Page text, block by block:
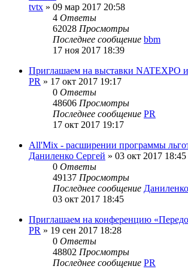
tvtx » 09 мар 2017 20:58
4 Ответы
62028 Просмотры
Последнее сообщение bbm
17 ноя 2017 18:39
Приглашаем на выставки NATEXPO
PR » 17 окт 2017 19:17
0 Ответы
48606 Просмотры
Последнее сообщение PR
17 окт 2017 19:17
All'Mix - расширении программы
Даниленко Сергей » 03 окт 2017 18:45
0 Ответы
49137 Просмотры
Последнее сообщение
03 окт 2017 18:45
Приглашаем на конференцию
PR » 19 сен 2017 18:28
0 Ответы
48802 Просмотры
Последнее сообщение PR